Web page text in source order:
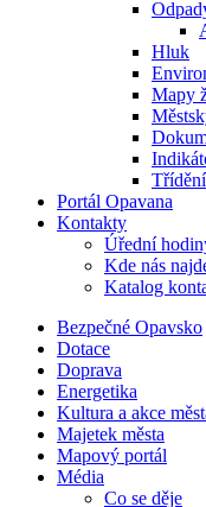
Hluk
Mapy
Portál Opavana
Kontakty
Úřední
Kde nás
Katalog
Bezpečné Opavsko
Dotace
Doprava
Energetika
Kultura a akce
Majetek města
Mapový portál
Média
Co se děje